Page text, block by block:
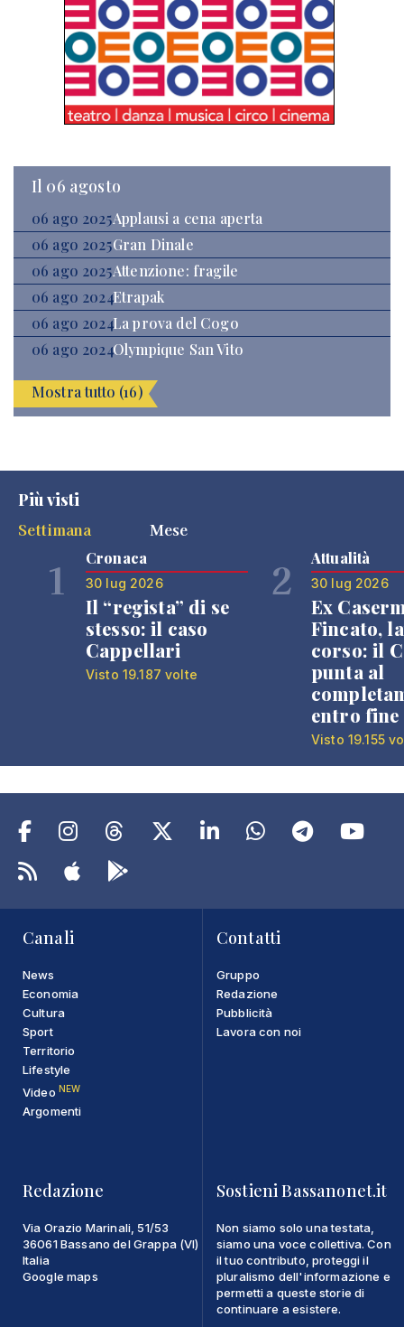
Il 06 agosto
06 ago 2025Applausi a cena aperta
06 ago 2025Gran Dinale
06 ago 2025Attenzione: fragile
06 ago 2024Etrapak
06 ago 2024La prova del Cogo
06 ago 2024Olympique San Vito
Mostra tutto (16)
Più visti
Settimana
Mese
1 Cronaca
30 lug 2026
Il “regista” di se
stesso: il caso
Cappellari
Visto 19.187 volte
2 Attualità
30 lug 2026
Ex
Fincato,
corso: il
punta al
entro fine
Visto 19.155
Canali
News
Economia
Cultura
Sport
Territorio
Lifestyle
Video NEW
Argomenti
Contatti
Gruppo
Redazione
Pubblicità
Lavora con noi
Redazione
Via Orazio Marinali, 51/53
36061 Bassano del Grappa (VI)
Italia
Google maps
Sostieni Bassanonet.it
Non siamo solo una testata,
siamo una voce collettiva. Con
il tuo contributo, proteggi il
pluralismo dell'informazione e
permetti a queste storie di
continuare a esistere.